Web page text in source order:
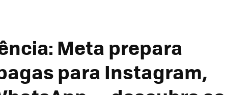
Meta prepara
para Instagram,